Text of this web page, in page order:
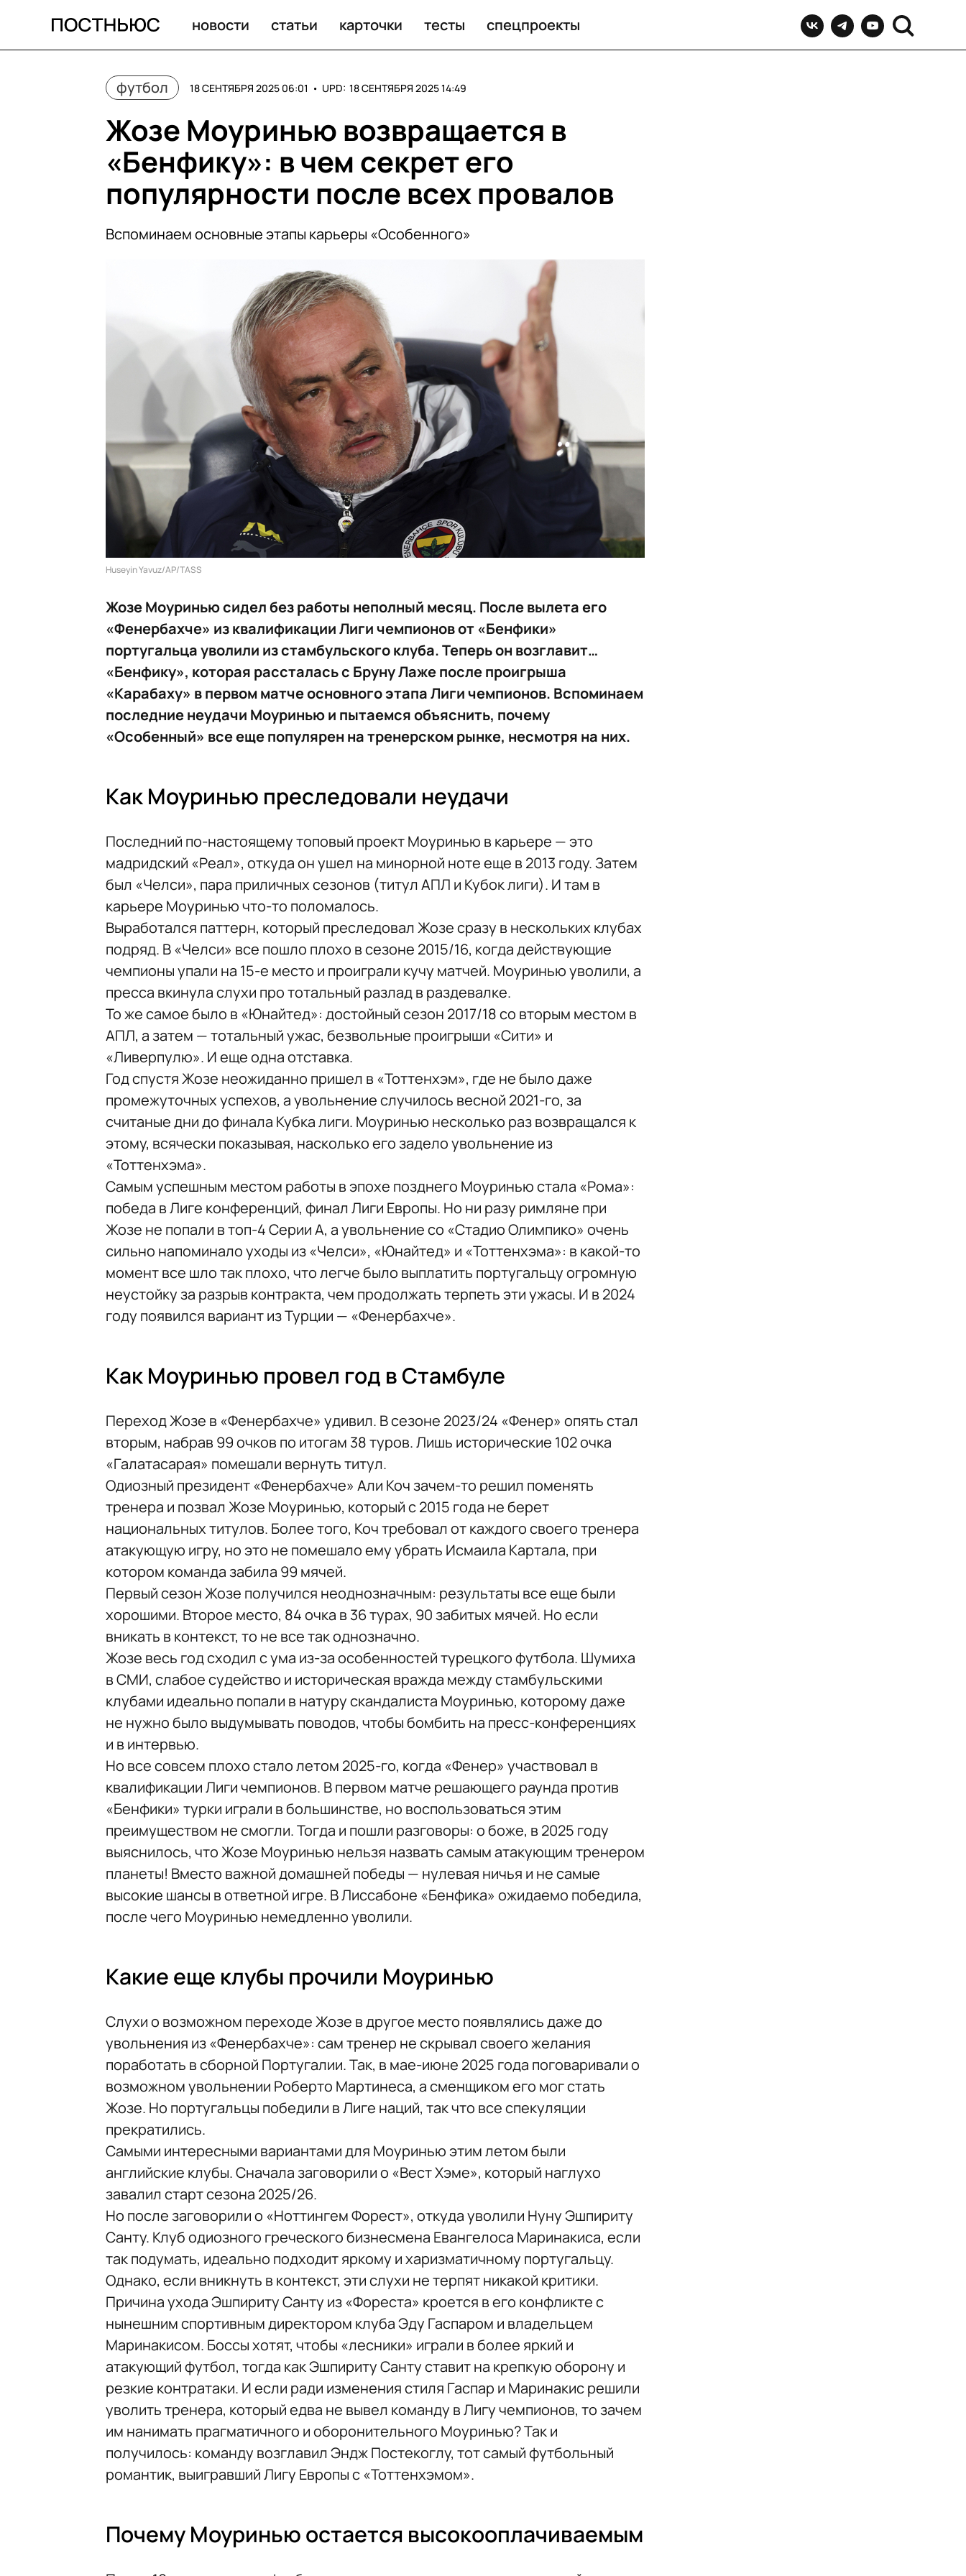
новости статьи карточки тесты спецпроекты
футбол 18 СЕНТЯБРЯ 2025 06:01 • UPD: 18 СЕНТЯБРЯ 2025 14:49
Жозе Моуринью возвращается в
«Бенфику»: в чем секрет его
популярности после всех провалов
Вспоминаем основные этапы карьеры «Особенного»
Huseyin Yavuz/AP/TASS
Жозе Моуринью сидел без работы неполный месяц. После вылета его
«Фенербахче» из квалификации Лиги чемпионов от «Бенфики»
португальца уволили из стамбульского клуба. Теперь он возглавит…
«Бенфику», которая рассталась с Бруну Лаже после проигрыша
«Карабаху» в первом матче основного этапа Лиги чемпионов. Вспоминаем
последние неудачи Моуринью и пытаемся объяснить, почему
«Особенный» все еще популярен на тренерском рынке, несмотря на них.
Как Моуринью преследовали неудачи
Последний по-настоящему топовый проект Моуринью в карьере — это
мадридский «Реал», откуда он ушел на минорной ноте еще в 2013 году. Затем
был «Челси», пара приличных сезонов (титул АПЛ и Кубок лиги). И там в
карьере Моуринью что-то поломалось.
Выработался паттерн, который преследовал Жозе сразу в нескольких клубах
подряд. В «Челси» все пошло плохо в сезоне 2015/16, когда действующие
чемпионы упали на 15-е место и проиграли кучу матчей. Моуринью уволили, а
пресса вкинула слухи про тотальный разлад в раздевалке.
То же самое было в «Юнайтед»: достойный сезон 2017/18 со вторым местом в
АПЛ, а затем — тотальный ужас, безвольные проигрыши «Сити» и
«Ливерпулю». И еще одна отставка.
Год спустя Жозе неожиданно пришел в «Тоттенхэм», где не было даже
промежуточных успехов, а увольнение случилось весной 2021-го, за
считаные дни до финала Кубка лиги. Моуринью несколько раз возвращался к
этому, всячески показывая, насколько его задело увольнение из
«Тоттенхэма».
Самым успешным местом работы в эпохе позднего Моуринью стала «Рома»:
победа в Лиге конференций, финал Лиги Европы. Но ни разу римляне при
Жозе не попали в топ-4 Серии А, а увольнение со «Стадио Олимпико» очень
сильно напоминало уходы из «Челси», «Юнайтед» и «Тоттенхэма»: в какой-то
момент все шло так плохо, что легче было выплатить португальцу огромную
неустойку за разрыв контракта, чем продолжать терпеть эти ужасы. И в 2024
году появился вариант из Турции — «Фенербахче».
Как Моуринью провел год в Стамбуле
Переход Жозе в «Фенербахче» удивил. В сезоне 2023/24 «Фенер» опять стал
вторым, набрав 99 очков по итогам 38 туров. Лишь исторические 102 очка
«Галатасарая» помешали вернуть титул.
Одиозный президент «Фенербахче» Али Коч зачем-то решил поменять
тренера и позвал Жозе Моуринью, который с 2015 года не берет
национальных титулов. Более того, Коч требовал от каждого своего тренера
атакующую игру, но это не помешало ему убрать Исмаила Картала, при
котором команда забила 99 мячей.
Первый сезон Жозе получился неоднозначным: результаты все еще были
хорошими. Второе место, 84 очка в 36 турах, 90 забитых мячей. Но если
вникать в контекст, то не все так однозначно.
Жозе весь год сходил с ума из-за особенностей турецкого футбола. Шумиха
в СМИ, слабое судейство и историческая вражда между стамбульскими
клубами идеально попали в натуру скандалиста Моуринью, которому даже
не нужно было выдумывать поводов, чтобы бомбить на пресс-конференциях
и в интервью.
Но все совсем плохо стало летом 2025-го, когда «Фенер» участвовал в
квалификации Лиги чемпионов. В первом матче решающего раунда против
«Бенфики» турки играли в большинстве, но воспользоваться этим
преимуществом не смогли. Тогда и пошли разговоры: о боже, в 2025 году
выяснилось, что Жозе Моуринью нельзя назвать самым атакующим тренером
планеты! Вместо важной домашней победы — нулевая ничья и не самые
высокие шансы в ответной игре. В Лиссабоне «Бенфика» ожидаемо победила,
после чего Моуринью немедленно уволили.
Какие еще клубы прочили Моуринью
Слухи о возможном переходе Жозе в другое место появлялись даже до
увольнения из «Фенербахче»: сам тренер не скрывал своего желания
поработать в сборной Португалии. Так, в мае-июне 2025 года поговаривали о
возможном увольнении Роберто Мартинеса, а сменщиком его мог стать
Жозе. Но португальцы победили в Лиге наций, так что все спекуляции
прекратились.
Самыми интересными вариантами для Моуринью этим летом были
английские клубы. Сначала заговорили о «Вест Хэме», который наглухо
завалил старт сезона 2025/26.
Но после заговорили о «Ноттингем Форест», откуда уволили Нуну Эшпириту
Санту. Клуб одиозного греческого бизнесмена Евангелоса Маринакиса, если
так подумать, идеально подходит яркому и харизматичному португальцу.
Однако, если вникнуть в контекст, эти слухи не терпят никакой критики.
Причина ухода Эшпириту Санту из «Фореста» кроется в его конфликте с
нынешним спортивным директором клуба Эду Гаспаром и владельцем
Маринакисом. Боссы хотят, чтобы «лесники» играли в более яркий и
атакующий футбол, тогда как Эшпириту Санту ставит на крепкую оборону и
резкие контратаки. И если ради изменения стиля Гаспар и Маринакис решили
уволить тренера, который едва не вывел команду в Лигу чемпионов, то зачем
им нанимать прагматичного и оборонительного Моуринью? Так и
получилось: команду возглавил Эндж Постекоглу, тот самый футбольный
романтик, выигравший Лигу Европы с «Тоттенхэмом».
Почему Моуринью остается высокооплачиваемым